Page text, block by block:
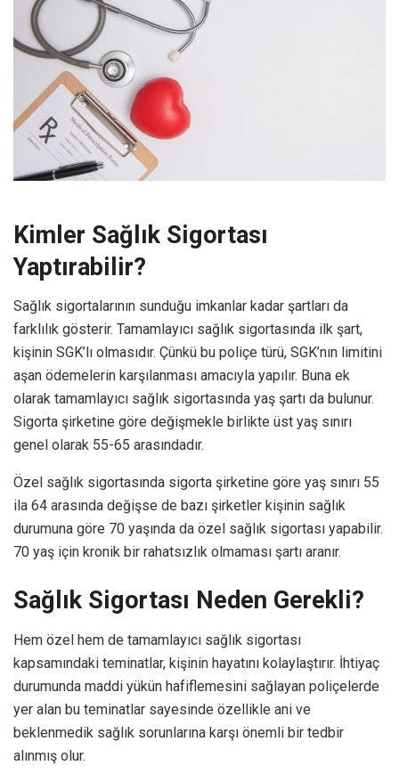
Kimler Sağlık Sigortası
Yaptırabilir?
Sağlık sigortalarının sunduğu imkanlar kadar şartları da
farklılık gösterir. Tamamlayıcı sağlık sigortasında ilk şart,
kişinin SGK’lı olmasıdır. Çünkü bu poliçe türü, SGK’nın limitini
aşan ödemelerin karşılanması amacıyla yapılır. Buna ek
olarak tamamlayıcı sağlık sigortasında yaş şartı da bulunur.
Sigorta şirketine göre değişmekle birlikte üst yaş sınırı
genel olarak 55-65 arasındadır.
Özel sağlık sigortasında sigorta şirketine göre yaş sınırı 55
ila 64 arasında değişse de bazı şirketler kişinin sağlık
durumuna göre 70 yaşında da özel sağlık sigortası yapabilir.
70 yaş için kronik bir rahatsızlık olmaması şartı aranır.
Sağlık Sigortası Neden Gerekli?
Hem özel hem de tamamlayıcı sağlık sigortası
kapsamındaki teminatlar, kişinin hayatını kolaylaştırır. İhtiyaç
durumunda maddi yükün hafiflemesini sağlayan poliçelerde
yer alan bu teminatlar sayesinde özellikle ani ve
beklenmedik sağlık sorunlarına karşı önemli bir tedbir
alınmış olur.